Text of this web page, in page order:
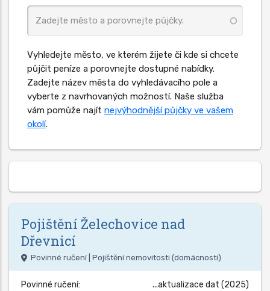
Vyhledejte město, ve kterém žijete či kde si chcete
půjčit peníze a porovnejte dostupné nabídky.
Zadejte název města do vyhledávacího pole a
vyberte z navrhovaných možností. Naše služba
vám pomůže najít nejvýhodnější půjčky ve vašem
okolí.
Pojištění Želechovice nad
Dřevnicí
Povinné ručení | Pojištění nemovitosti (domácnosti)
Povinné ručení:
...aktualizace dat (2025)